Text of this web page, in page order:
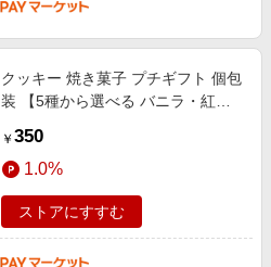
クッキー 焼き菓子 プチギフト 個包
装 【5種から選べる バニラ・紅
ぶつぶ】 5枚入 おしゃれ かわいい
￥ 350
1.0%
ストアにすすむ